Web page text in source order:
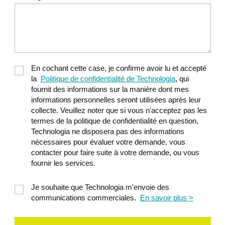
Création d'un objet Critères et d'un
objet Requête
7
Une application WEB
professionnelle
Notions d'architecture multicouches :
Introduction aux principes MVC
de recherche : formulaire objet en
relation avec une base de données,
fonctions avancées de sélection:
En cochant cette case, je confirme avoir lu et accepté
la
Politique de confidentialité de Technologia, qui
fournit des informations sur la manière dont mes
informations personnelles seront utilisées après leur
collecte. Veuillez noter que si vous n'acceptez pas les
termes de la politique de confidentialité en question,
Technologia ne disposera pas des informations
nécessaires pour évaluer votre demande, vous
contacter pour faire suite à votre demande, ou vous
fournir les services.
Je souhaite que Technologia m'envoie des
communications commerciales.
En savoir plus >